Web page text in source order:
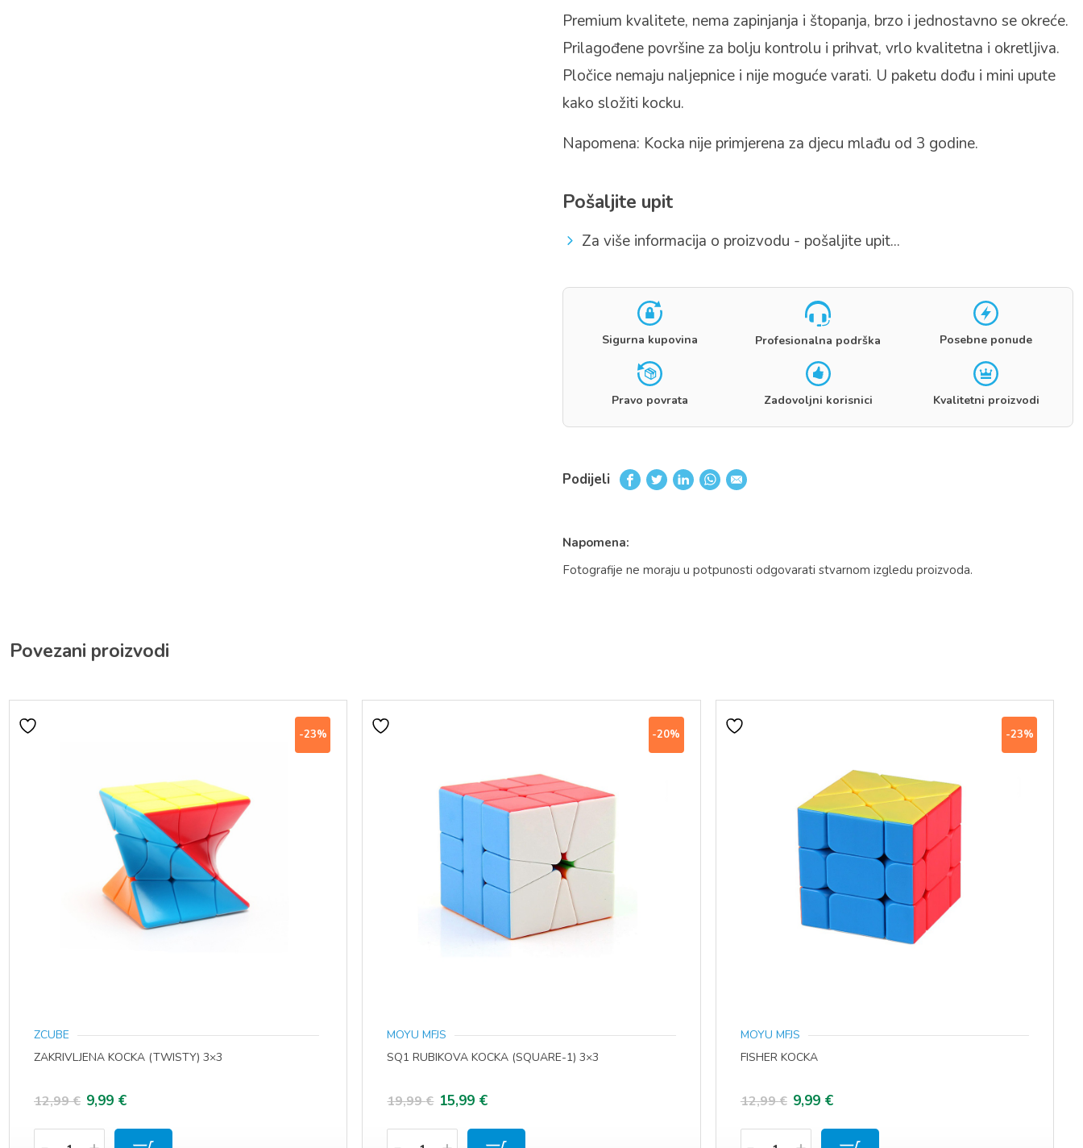
Premium kvalitete, nema zapinjanja i štopanja, brzo i jednostavno se okreće.
Prilagođene površine za bolju kontrolu i prihvat, vrlo kvalitetna i okretljiva.
Pločice nemaju naljepnice i nije moguće varati. U paketu dođu i mini upute
kako složiti kocku.
Napomena: Kocka nije primjerena za djecu mlađu od 3 godine.
Pošaljite upit
Za više informacija o proizvodu - pošaljite upit...
Sigurna kupovina Profesionalna podrška Posebne ponude
Pravo povrata Zadovoljni korisnici Kvalitetni proizvodi
Podijeli
Napomena:
Fotografije ne moraju u potpunosti odgovarati stvarnom izgledu proizvoda.
Povezani proizvodi
-23%
ZCUBE
ZAKRIVLJENA KOCKA (TWISTY) 3×3
12,99€ Izvorna
cijena
9,99 €Trenutna
cijena
Količina
-20%
MOYU MFJS
SQ1 RUBIKOVA KOCKA (SQUARE-1) 3×3
19,99€ Izvorna
cijena
15,99 €Trenutna
cijena
Količina
-23%
MOYU MFJS
FISHER KOCKA
12,99€ Izvorna
cijena
9,99 €Trenutna
cijena
Količina